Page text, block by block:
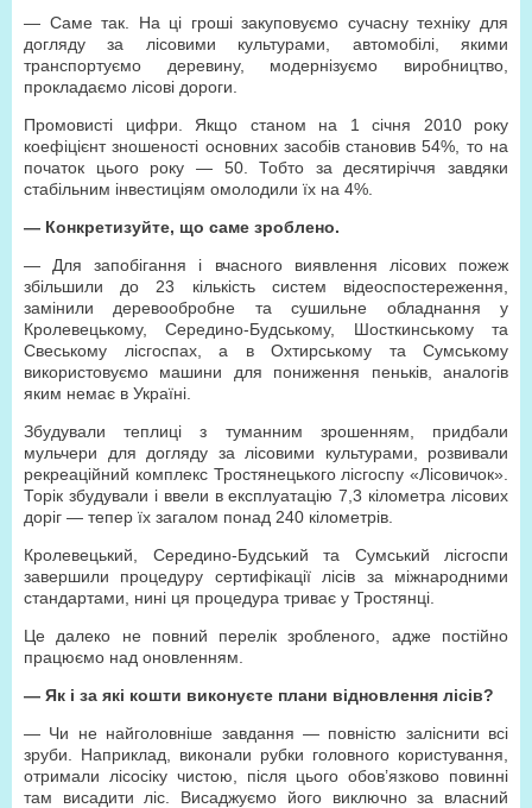
— Саме так. На ці гроші закуповуємо сучасну техніку для
догляду за лісовими культурами, автомобілі, якими
транспортуємо деревину, модернізуємо виробництво,
прокладаємо лісові дороги.
Промовисті цифри. Якщо станом на 1 січня 2010 року
коефіцієнт зношеності основних засобів становив 54%, то на
початок цього року — 50. Тобто за десятиріччя завдяки
стабільним інвестиціям омолодили їх на 4%.
— Конкретизуйте, що саме зроблено.
— Для запобігання і вчасного виявлення лісових пожеж
збільшили до 23 кількість систем відеоспостереження,
замінили деревообробне та сушильне обладнання у
Кролевецькому, Середино-Будському, Шосткинському та
Свеському лісгоспах, а в Охтирському та Сумському
використовуємо машини для пониження пеньків, аналогів
яким немає в Україні.
Збудували теплиці з туманним зрошенням, придбали
мульчери для догляду за лісовими культурами, розвивали
рекреаційний комплекс Тростянецького лісгоспу «Лісовичок».
Торік збудували і ввели в експлуатацію 7,3 кілометра лісових
доріг — тепер їх загалом понад 240 кілометрів.
Кролевецький, Середино-Будський та Сумський лісгоспи
завершили процедуру сертифікації лісів за міжнародними
стандартами, нині ця процедура триває у Тростянці.
Це далеко не повний перелік зробленого, адже постійно
працюємо над оновленням.
— Як і за які кошти виконуєте плани відновлення лісів?
— Чи не найголовніше завдання — повністю заліснити всі
зруби. Наприклад, виконали рубки головного користування,
отримали лісосіку чистою, після цього обов’язково повинні
там висадити ліс. Висаджуємо його виключно за власний